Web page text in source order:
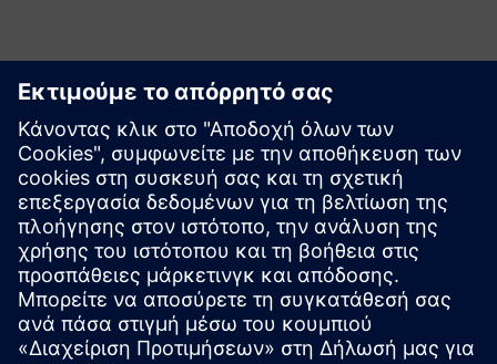
Εξερευνήστε πόρους και
σχετικά προϊόντα
Πρόσθετες πληροφορίες και πόροι
VS126 Δελτίο δεδομένων
Οδηγός χρήσης VS126
Εταιρικό Προφίλ Milesight IoT 2025